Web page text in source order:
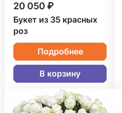
20 050 ₽
Букет из 35 красных
роз
Подробнее
В корзину